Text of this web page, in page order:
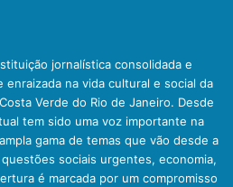
jornalística consolidada e
na vida cultural e social da
Verde do Rio de Janeiro. Desde
tem sido uma voz importante na
gama de temas que vão desde a
sociais urgentes, economia,
é marcada por um compromisso